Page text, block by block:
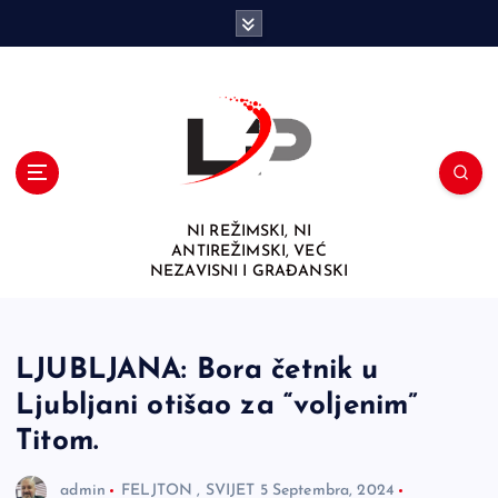
NI REŽIMSKI, NI
ANTIREŽIMSKI, VEĆ
NEZAVISNI I GRAĐANSKI
LJUBLJANA: Bora četnik u
Ljubljani otišao za “voljenim”
Titom.
admin FELJTON , SVIJET 5 Septembra, 2024